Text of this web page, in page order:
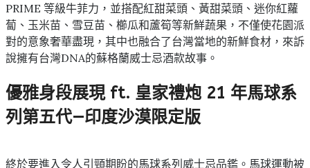
PRIME 等級牛菲力，並搭配紅甜菜頭、黃甜菜頭、迷你紅蘿
蔔、玉米苗、雪豆苗、櫛瓜和蘆筍等新鮮蔬果，不僅使花園派
對的意象奢華盡現，其中也融合了台灣當地的新鮮食材，來訴
說擁有台灣DNA的蘇格蘭威士忌酒款故事。
優雅身段展現 ft. 皇家禮炮 21 年馬球系
列第五代—印度沙漠限定版
終於要進入令人引頸期盼的馬球系列威士忌品鑑。馬球運動被